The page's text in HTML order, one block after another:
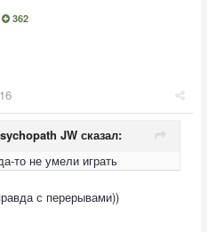
362
JW сказал:
то не умели играть
с перерывами))